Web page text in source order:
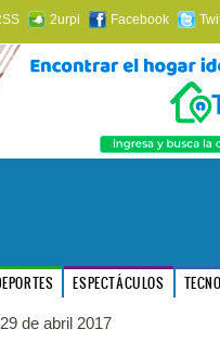
2urpi Facebook
ESPECTÁCULOS
de abril 2017